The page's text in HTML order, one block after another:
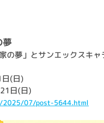
夢
の夢」とサンエックスキャ
(日)
日(日)
2025/07/post-5644.html